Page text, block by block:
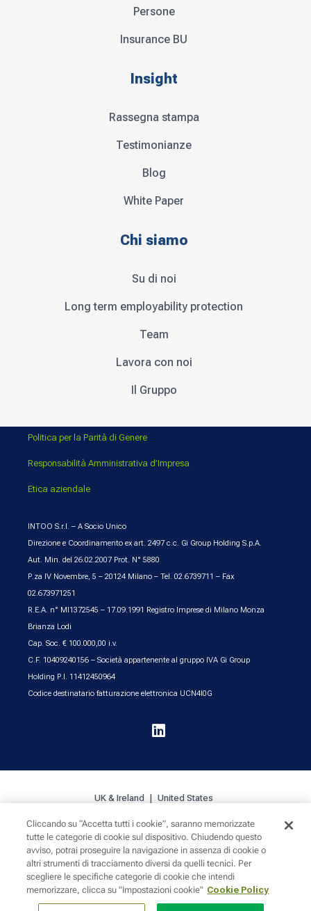
Persone
Insurance BU
Insight
Rassegna stampa
Testimonianze
Blog
White Paper
Chi siamo
Su di noi
Long term employability protection
Team
Lavora con noi
Il Gruppo
Politica per la Parità di Genere
Responsabilità Amministrativa d’Impresa
Etica aziendale
INTOO S.r.l. – A Socio Unico
Direzione e Coordinamento ex art. 2497 c.c. Gi Group Holding S.p.A.
Aut. Min. del 26.02.2007 Prot. N° 5880
P.za IV Novembre, 5 – 20124 Milano – Tel. 02.6739711 – Fax
02.673971251
R.E.A. n° MI1372545 – 17.09.1991 Registro Imprese di Milano Monza
Brianza Lodi
Cap. Soc. € 100.000,00 i.v.
C.F. 10409240156 – Società appartenente al gruppo IVA Gi Group
Holding P.I. 11412450964
Codice destinatario fatturazione elettronica UCN4I0G

UK & Ireland United States
Cookie Policy Privacy Sitemap
Cliccando su “Accetta tutti i cookie”, saranno memorizzate
tutte le categorie di cookie sul dispositivo. Chiudendo questo
avviso, potrai proseguire la navigazione in assenza di cookie o
altri strumenti di tracciamento diversi da quelli tecnici. Per
scegliere le specifiche categorie di cookie che intendi
memorizzare, clicca su "Impostazioni cookie" Cookie Policy